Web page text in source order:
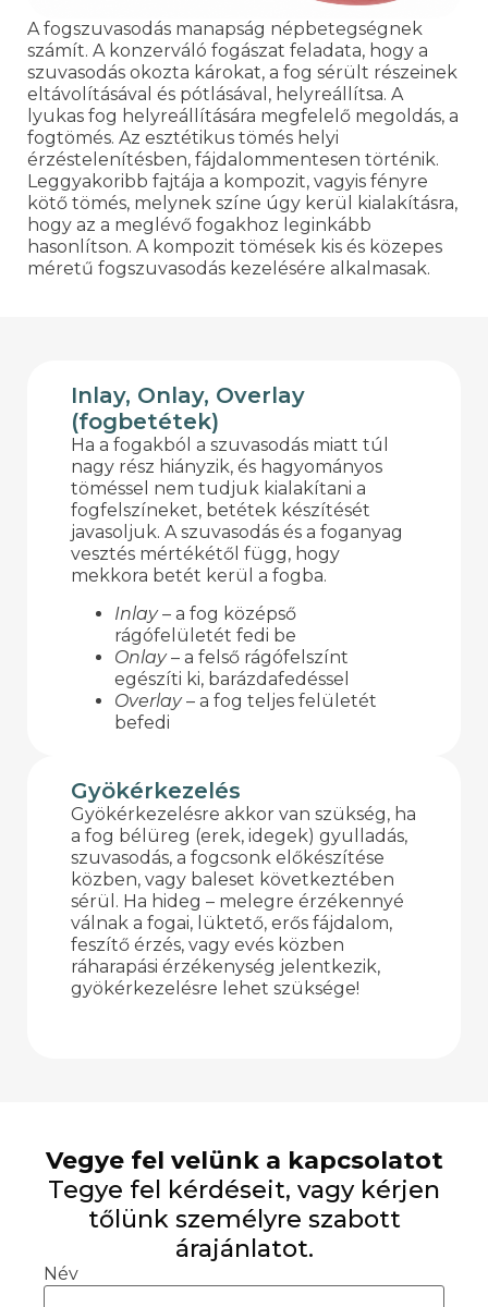
A fogszuvasodás manapság népbetegségnek
számít. A konzerváló fogászat feladata, hogy a
szuvasodás okozta károkat, a fog sérült részeinek
eltávolításával és pótlásával, helyreállítsa. A
lyukas fog helyreállítására megfelelő megoldás, a
fogtömés. Az esztétikus tömés helyi
érzéstelenítésben, fájdalommentesen történik.
Leggyakoribb fajtája a kompozit, vagyis fényre
kötő tömés, melynek színe úgy kerül kialakításra,
hogy az a meglévő fogakhoz leginkább
hasonlítson. A kompozit tömések kis és közepes
méretű fogszuvasodás kezelésére alkalmasak.
Inlay, Onlay, Overlay
(fogbetétek)
Ha a fogakból a szuvasodás miatt túl
nagy rész hiányzik, és hagyományos
töméssel nem tudjuk kialakítani a
fogfelszíneket, betétek készítését
javasoljuk. A szuvasodás és a foganyag
vesztés mértékétől függ, hogy
mekkora betét kerül a fogba.
Inlay– a fog középső
rágófelületét fedi be
Onlay– a felső rágófelszínt
egészíti ki, barázdafedéssel
Overlay– a fog teljes felületét
befedi
Gyökérkezelés
Gyökérkezelésre akkor van szükség, ha
a fog bélüreg (erek, idegek) gyulladás,
szuvasodás, a fogcsonk előkészítése
közben, vagy baleset következtében
sérül. Ha hideg – melegre érzékennyé
válnak a fogai, lüktető, erős fájdalom,
feszítő érzés, vagy evés közben
ráharapási érzékenység jelentkezik,
gyökérkezelésre lehet szüksége!
Vegye fel velünk a kapcsolatot
Tegye fel kérdéseit, vagy kérjen
tőlünk személyre szabott
árajánlatot.
Név